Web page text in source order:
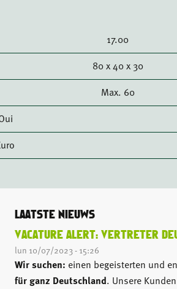
17.00
80 x 40 x 30
Max. 60
LAATSTE NIEUWS
VACATURE ALERT: VERTRETER
lun 10/07/2023 - 15:26
Wir suchen: einen begeisterten und
für ganz Deutschland. Unsere